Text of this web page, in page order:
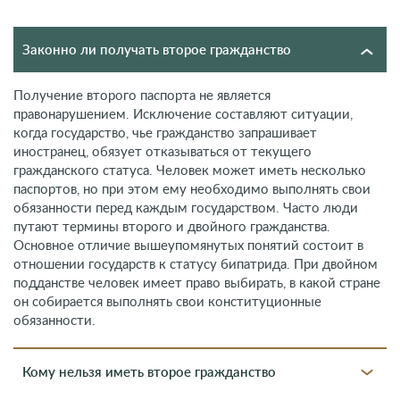
Законно ли получать второе гражданство
Получение второго паспорта не является
правонарушением. Исключение составляют ситуации,
когда государство, чье гражданство запрашивает
иностранец, обязует отказываться от текущего
гражданского статуса. Человек может иметь несколько
паспортов, но при этом ему необходимо выполнять свои
обязанности перед каждым государством. Часто люди
путают термины второго и двойного гражданства.
Основное отличие вышеупомянутых понятий состоит в
отношении государств к статусу бипатрида. При двойном
подданстве человек имеет право выбирать, в какой стране
он собирается выполнять свои конституционные
обязанности.
Кому нельзя иметь второе гражданство